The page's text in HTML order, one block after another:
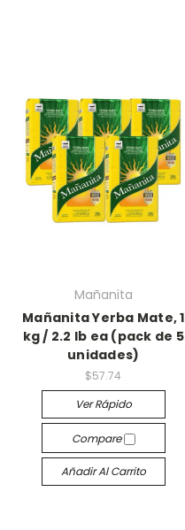
Mañanita
Mañanita Yerba Mate, 1
kg / 2.2 lb ea (pack de 5
unidades)
$57.74
Ver Rápido
Compare
Añadir Al Carrito